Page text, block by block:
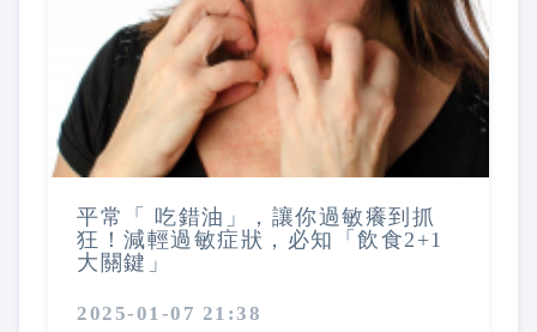
平常「 吃錯油」，讓你過敏癢到抓
狂！減輕過敏症狀，必知「飲食2+1
大關鍵」
2025-01-07 21:38